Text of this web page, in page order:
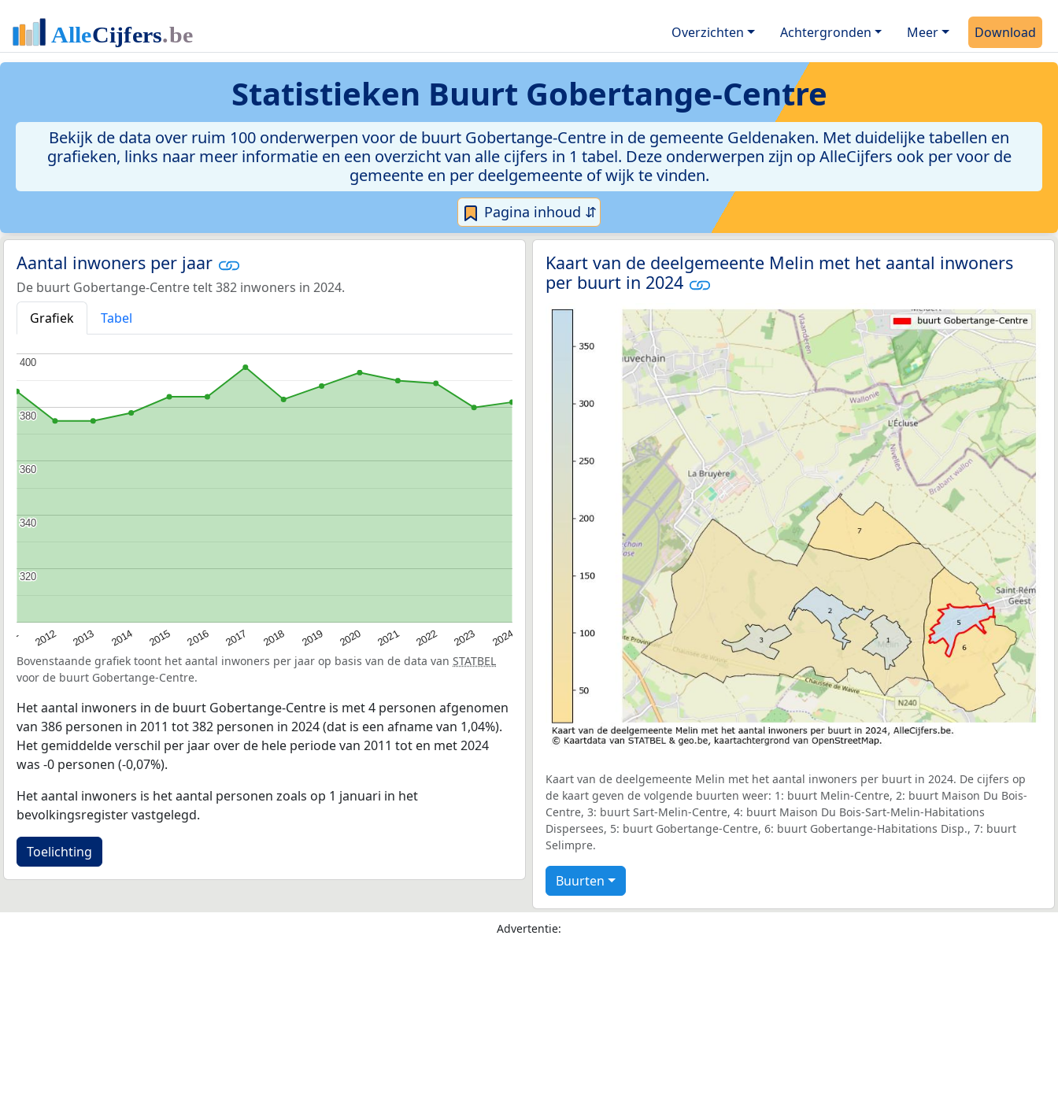
Overzichten Achtergronden Meer Download
Statistieken Buurt Gobertange-Centre
Bekijk de data over ruim 100 onderwerpen voor de buurt Gobertange-Centre in de gemeente Geldenaken. Met duidelijke tabellen en
grafieken, links naar meer informatie en een overzicht van alle cijfers in 1 tabel. Deze onderwerpen zijn op AlleCijfers ook per voor de
gemeente en per deelgemeente of wijk te vinden.
Pagina inhoud ⇵
Aantal inwoners per jaar
De buurt Gobertange-Centre telt 382 inwoners in 2024.
Grafiek
Tabel
2012 2013 2014 2015 2016 2017 2018 2019 2020 2021 2022 2023 2024
320
320
340
340
360
360
380
380
400
400
Bovenstaande grafiek toont het aantal inwoners per jaar op basis van de data van STATBEL
voor de buurt Gobertange-Centre.
Het aantal inwoners in de buurt Gobertange-Centre is met 4 personen afgenomen
van 386 personen in 2011 tot 382 personen in 2024 (dat is een afname van 1,04%).
Het gemiddelde verschil per jaar over de hele periode van 2011 tot en met 2024
was -0 personen (-0,07%).
Het aantal inwoners is het aantal personen zoals op 1 januari in het
bevolkingsregister vastgelegd.
Toelichting
Kaart van de deelgemeente Melin met het aantal inwoners
per buurt in 2024
Kaart van de deelgemeente Melin met het aantal inwoners per buurt in 2024. De cijfers op
de kaart geven de volgende buurten weer: 1: buurt Melin-Centre, 2: buurt Maison Du Bois-
Centre, 3: buurt Sart-Melin-Centre, 4: buurt Maison Du Bois-Sart-Melin-Habitations
Dispersees, 5: buurt Gobertange-Centre, 6: buurt Gobertange-Habitations Disp., 7: buurt
Selimpre.
Buurten
Advertentie: